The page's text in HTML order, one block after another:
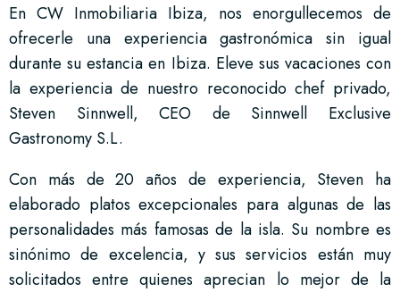
En CW Inmobiliaria Ibiza, nos enorgullecemos de
ofrecerle una experiencia gastronómica sin igual
durante su estancia en Ibiza. Eleve sus vacaciones con
la experiencia de nuestro reconocido chef privado,
Steven Sinnwell, CEO de Sinnwell Exclusive
Gastronomy S.L.
Con más de 20 años de experiencia, Steven ha
elaborado platos excepcionales para algunas de las
personalidades más famosas de la isla. Su nombre es
sinónimo de excelencia, y sus servicios están muy
solicitados entre quienes aprecian lo mejor de la